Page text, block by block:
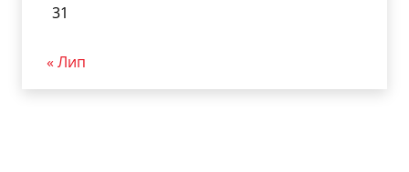
31
« Лип